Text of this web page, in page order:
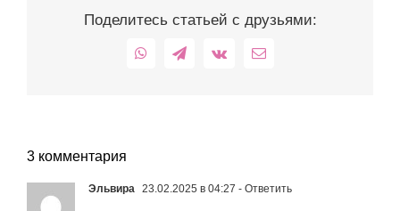
Поделитесь статьей с друзьями:
WhatsAppTelegram
Vk Email
3 комментария
Эльвира 23.02.2025 в 04:27 - Ответить